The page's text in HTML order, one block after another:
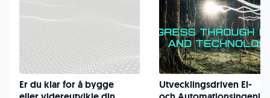
Er du klar for å bygge
Utvecklingsdriven El-